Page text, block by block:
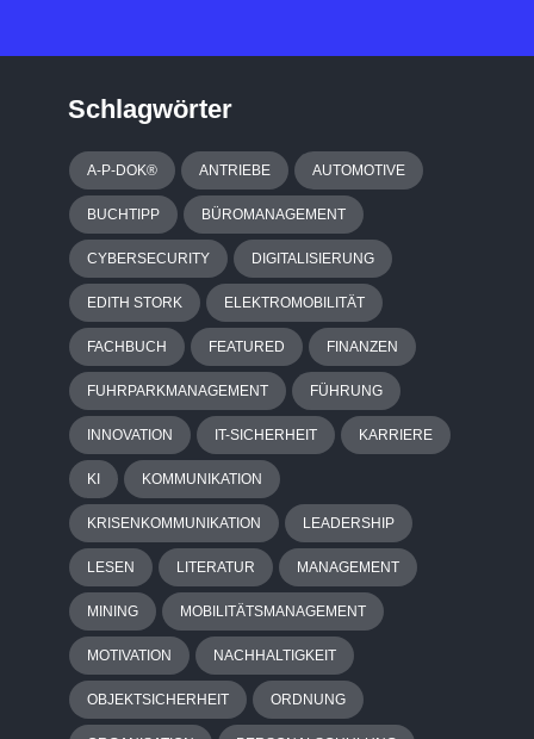
Schlagwörter
A-P-DOK® ANTRIEBE AUTOMOTIVE
BUCHTIPP BÜROMANAGEMENT
CYBERSECURITY DIGITALISIERUNG
EDITH STORK ELEKTROMOBILITÄT
FACHBUCH FEATURED FINANZEN
FUHRPARKMANAGEMENT FÜHRUNG
INNOVATION IT-SICHERHEIT KARRIERE
KI KOMMUNIKATION
KRISENKOMMUNIKATION LEADERSHIP
LESEN LITERATUR MANAGEMENT
MINING MOBILITÄTSMANAGEMENT
MOTIVATION NACHHALTIGKEIT
OBJEKTSICHERHEIT ORDNUNG